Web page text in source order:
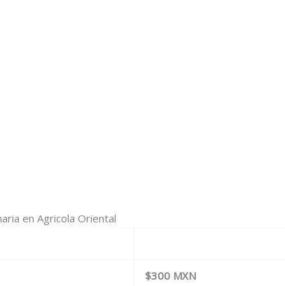
en Agricola Oriental
$300 MXN